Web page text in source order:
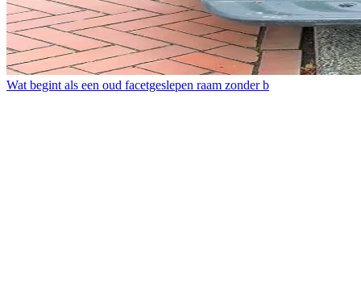
Wat begint als een oud facetgeslepen raam zonder b